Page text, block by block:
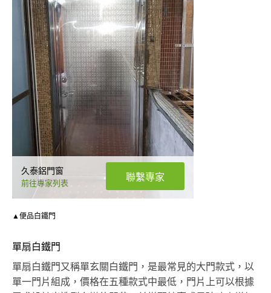
久泰鋁門窗
前往專家列表
聯繫專家
▲便品白鐵門
單扇白鐵門
單扇白鐵門又稱單玄關白鐵門，是最常見的大門款式，以
單一門片組成，價格在五種款式中最低，門片上可以根據